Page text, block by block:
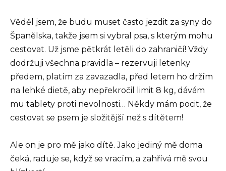
Věděl jsem, že budu muset často jezdit za syny do
Španělska, takže jsem si vybral psa, s kterým mohu
cestovat. Už jsme pětkrát letěli do zahraničí! Vždy
dodržuji všechna pravidla – rezervuji letenky
předem, platím za zavazadla, před letem ho držím
na lehké dietě, aby nepřekročil limit 8 kg, dávám
mu tablety proti nevolnosti… Někdy mám pocit, že
cestovat se psem je složitější než s dítětem!
Ale on je pro mě jako dítě. Jako jediný mě doma
čeká, raduje se, když se vracím, a zahřívá mě svou